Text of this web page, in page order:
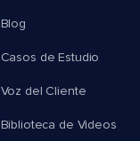
Blog
Casos de Estudio
Voz del Cliente
Biblioteca de Videos